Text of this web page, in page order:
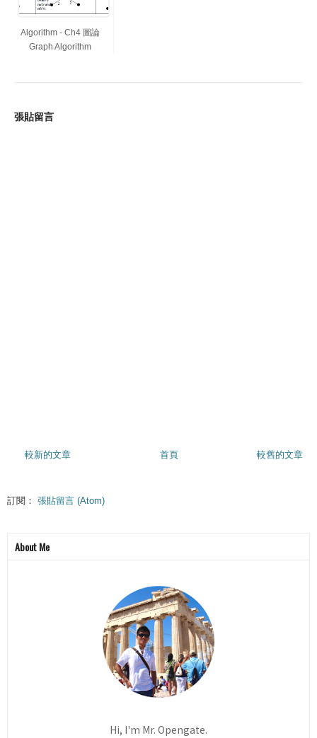
Algorithm - Ch4 圖論
Graph Algorithm
張貼留言
較新的文章 較舊的文章
首頁
訂閱： 張貼留言 (Atom)
About Me
Hi, I'm Mr. Opengate.